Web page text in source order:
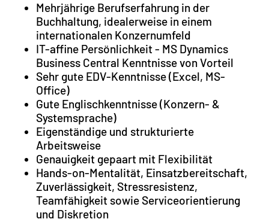
Mehrjährige Berufserfahrung in der
Buchhaltung, idealerweise in einem
internationalen Konzernumfeld
IT-affine Persönlichkeit - MS Dynamics
Business Central Kenntnisse von Vorteil
Sehr gute EDV-Kenntnisse (Excel, MS-
Office)
Gute Englischkenntnisse (Konzern- &
Systemsprache)
Eigenständige und strukturierte
Arbeitsweise
Genauigkeit gepaart mit Flexibilität
Hands-on-Mentalität, Einsatzbereitschaft,
Zuverlässigkeit, Stressresistenz,
Teamfähigkeit sowie Serviceorientierung
und Diskretion